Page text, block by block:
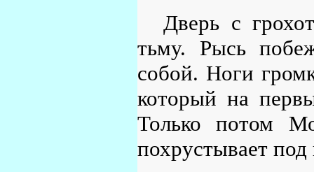
Дверь с
тьму. Рысь
собой. Ноги
который на
Только потом
похрустывает